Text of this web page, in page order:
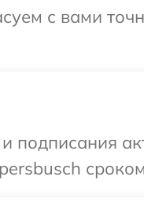
с вами
и